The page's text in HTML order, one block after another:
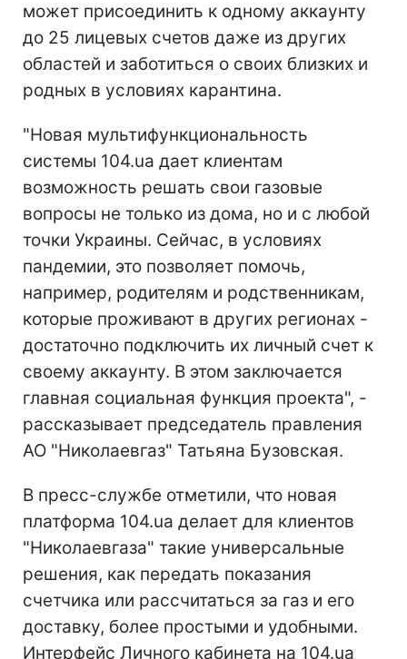
может присоединить к одному аккаунту
до 25 лицевых счетов даже из других
областей и заботиться о своих близких и
родных в условиях карантина.
"Новая мультифункциональность
системы 104.ua дает клиентам
возможность решать свои газовые
вопросы не только из дома, но и с любой
точки Украины. Сейчас, в условиях
пандемии, это позволяет помочь,
например, родителям и родственникам,
которые проживают в других регионах -
достаточно подключить их личный счет к
своему аккаунту. В этом заключается
главная социальная функция проекта", -
рассказывает председатель правления
АО "Николаевгаз" Татьяна Бузовская.
В пресс-службе отметили, что новая
платформа 104.ua делает для клиентов
"Николаевгаза" такие универсальные
решения, как передать показания
счетчика или рассчитаться за газ и его
доставку, более простыми и удобными.
Интерфейс Личного кабинета на 104.ua